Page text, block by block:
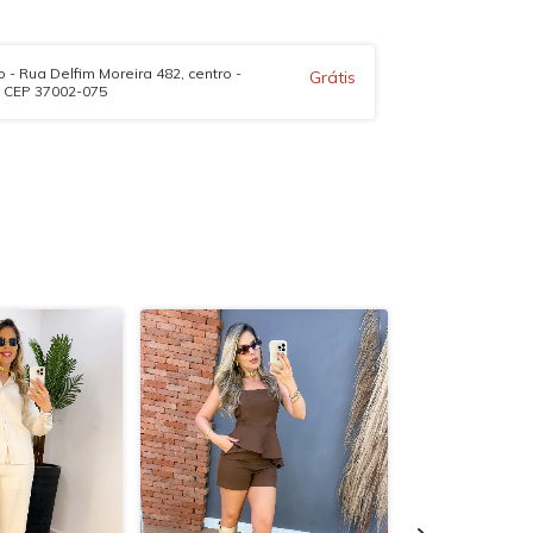
- Rua Delfim Moreira 482, centro -
37002-075
Grátis